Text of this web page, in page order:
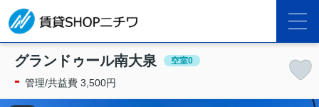
グランドゥール南大泉 空室0
- 管理/共益費 3,500円